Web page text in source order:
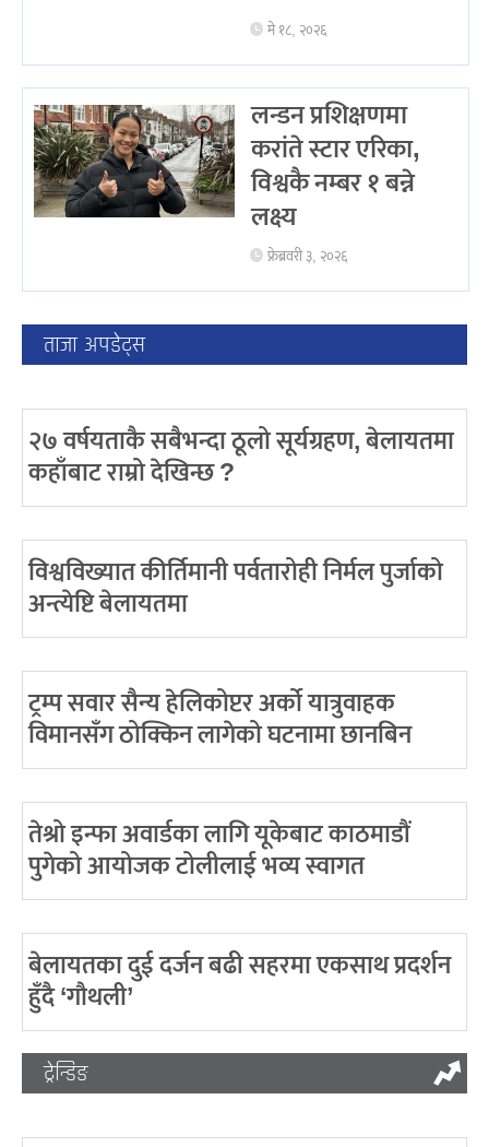
मे १८, २०२६
लन्डन प्रशिक्षणमा
करांते स्टार एरिका,
विश्वकै नम्बर १ बन्ने
लक्ष्य
फ्रेब्रवरी ३, २०२६
ताजा अपडेट्स
२७ वर्षयताकै सबैभन्दा ठूलो सूर्यग्रहण, बेलायतमा
कहाँबाट राम्रो देखिन्छ ?
विश्वविख्यात कीर्तिमानी पर्वतारोही निर्मल पुर्जाको
अन्त्येष्टि बेलायतमा
ट्रम्प सवार सैन्य हेलिकोप्टर अर्को यात्रुवाहक
विमानसँग ठोक्किन लागेको घटनामा छानबिन
तेश्रो इन्फा अवार्डका लागि यूकेबाट काठमाडौं
पुगेको आयोजक टोलीलाई भव्य स्वागत
बेलायतका दुई दर्जन बढी सहरमा एकसाथ प्रदर्शन
हुँदै ‘गौथली’
ट्रेन्डिङ